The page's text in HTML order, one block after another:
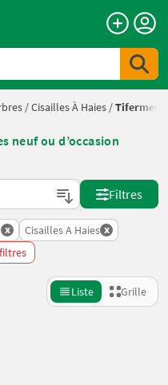
/Cisailles À Haies /Tifermec
neuf ou d’occasion
sur Landwirt.com
Filtres
x Cisailles A Haies x
Liste Grille